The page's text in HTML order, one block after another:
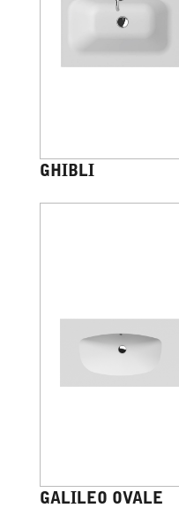
GHIBLI
GALILEO OVALE